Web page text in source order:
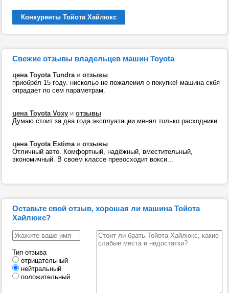
Конкуренты Тойота Хайлюкс
Свежие отзывы владельцев машин Toyota
цена Toyota Tundraи отзывы
приобрёл 15 году. нискольо не пожалеиил о покупке! машина скбя
опрадает по сем параметрам.
цена Toyota Voxy и отзывы
Думаю стоит за два года эксплуатации менял только расходники.
цена Toyota Estimaи отзывы
Отличный авто. Комфортный, надёжный, вместительный,
экономичный. В своем классе превосходит вокси...
Оставьте свой отзыв, хорошая ли машина Тойота
Хайлюкс?
Тип отзыва
отрицательный
нейтральный
положительный